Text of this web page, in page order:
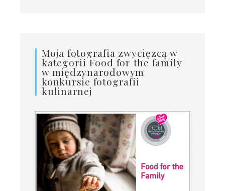
Moja fotografia zwycięzcą w
kategorii Food for the family
w międzynarodowym
konkursie fotografii
kulinarnej